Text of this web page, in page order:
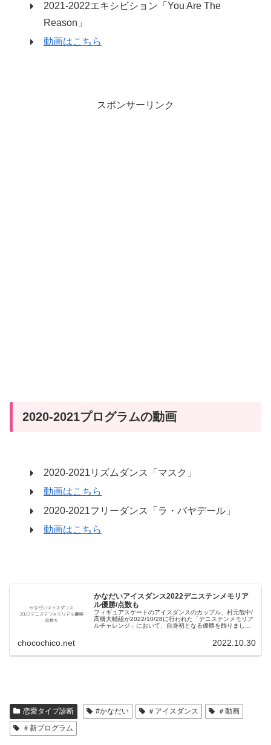
2021-2022エキシビション「You Are The
Reason」
動画はこちら
スポンサーリンク
2020-2021プログラムの動画
2020-2021リズムダンス「マスク」
動画はこちら
2020-2021フリーダンス「ラ・バヤデール」
動画はこちら
かなだいアイスダンス2022デニステンメモリア
ル優勝/点数も
フィギュアスケートのアイスダンスのカップル、村元哉中/
高橋大輔組が2022/10/28に行われた「デニステンメモリア
ルチャレンジ」において、自身初となる優勝を飾りまし
chocochico.net 2022.10.30
な
だ
恋愛タイプ診断 #かなだい ＃アイスダンス
＃動画
＃新プログラム